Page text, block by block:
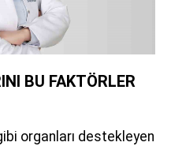
BU FAKTÖRLER
organları destekleyen